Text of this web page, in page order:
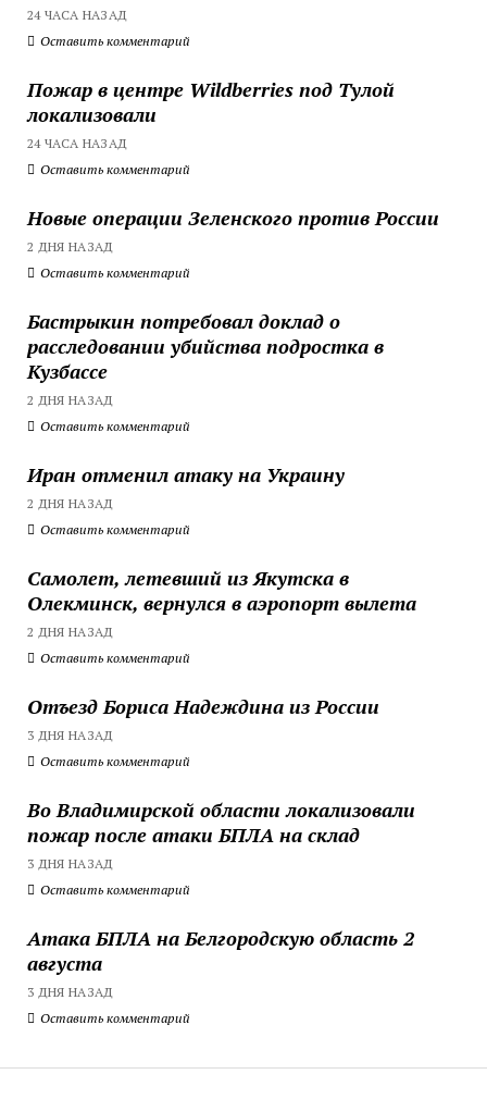
24 ЧАСА НАЗАД
Оставить комментарий
Пожар в центре Wildberries под Тулой
локализовали
24 ЧАСА НАЗАД
Оставить комментарий
Новые операции Зеленского против России
2 ДНЯ НАЗАД
Оставить комментарий
Бастрыкин потребовал доклад о
расследовании убийства подростка в
Кузбассе
2 ДНЯ НАЗАД
Оставить комментарий
Иран отменил атаку на Украину
2 ДНЯ НАЗАД
Оставить комментарий
Самолет, летевший из Якутска в
Олекминск, вернулся в аэропорт вылета
2 ДНЯ НАЗАД
Оставить комментарий
Отъезд Бориса Надеждина из России
3 ДНЯ НАЗАД
Оставить комментарий
Во Владимирской области локализовали
пожар после атаки БПЛА на склад
3 ДНЯ НАЗАД
Оставить комментарий
Атака БПЛА на Белгородскую область 2
августа
3 ДНЯ НАЗАД
Оставить комментарий